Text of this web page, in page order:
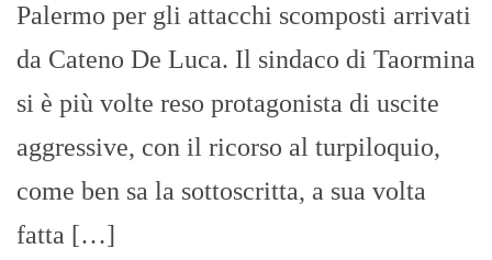
Palermo per gli attacchi scomposti arrivati
da Cateno De Luca. Il sindaco di Taormina
si è più volte reso protagonista di uscite
aggressive, con il ricorso al turpiloquio,
come ben sa la sottoscritta, a sua volta
fatta […]